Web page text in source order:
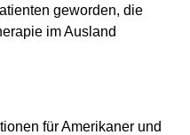
geworden, die
im Ausland
für Amerikaner und